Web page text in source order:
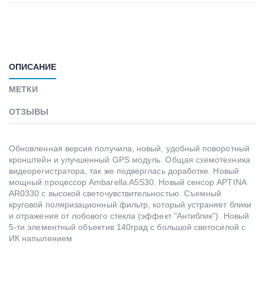
ОПИСАНИЕ
МЕТКИ
ОТЗЫВЫ
Обновленная версия получила, новый, удобный поворотный
кронштейн и улучшенный GPS модуль. Общая схемотехника
видеорегистратора, так же подверглась доработке. Новый
мощный процессор Ambarella A5S30. Новый сенсор APTINA
AR0330 с высокой светочувствительностью. Съемный
круговой поляризационный фильтр, который устраняет блики
и отражения от лобового стекла (эффект "Антиблик"). Новый
5-ти элементный объектив 140град с большой светосилой с
ИК напылением